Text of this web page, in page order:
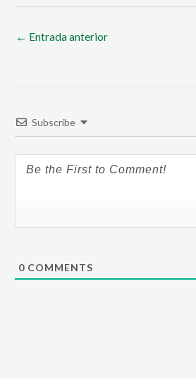
← Entrada anterior
Subscribe
0 COMMENTS